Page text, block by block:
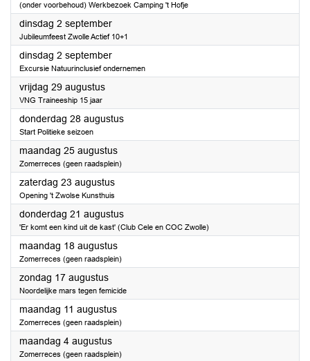
(onder voorbehoud) Werkbezoek Camping 't Hofje
dinsdag 2 september2025
Jubileumfeest Zwolle Actief 10+1
dinsdag 2 september2025
Excursie Natuurinclusief ondernemen
vrijdag 29 augustus2025
VNG Traineeship 15 jaar
donderdag 28 augustus2025
Start Politieke seizoen
maandag 25 augustus2025
Zomerreces (geen raadsplein)
zaterdag 23 augustus2025
Opening 't Zwolse Kunsthuis
donderdag 21 augustus2025
'Er komt een kind uit de kast' (Club Cele en COC Zwolle)
maandag 18 augustus2025
Zomerreces (geen raadsplein)
zondag 17 augustus2025
Noordelijke mars tegen femicide
maandag 11 augustus2025
Zomerreces (geen raadsplein)
maandag 4 augustus2025
Zomerreces (geen raadsplein)